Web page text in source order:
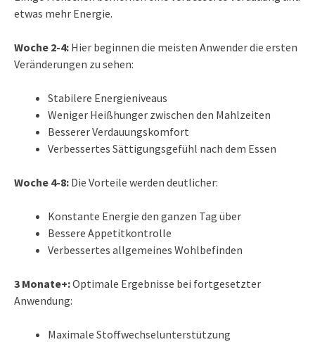
etwas mehr Energie.
Woche 2-4: Hier beginnen die meisten Anwender die ersten
Veränderungen zu sehen:
Stabilere Energieniveaus
Weniger Heißhunger zwischen den Mahlzeiten
Besserer Verdauungskomfort
Verbessertes Sättigungsgefühl nach dem Essen
Woche 4-8: Die Vorteile werden deutlicher:
Konstante Energie den ganzen Tag über
Bessere Appetitkontrolle
Verbessertes allgemeines Wohlbefinden
3 Monate+:Optimale Ergebnisse bei fortgesetzter
Anwendung:
Maximale Stoffwechselunterstützung